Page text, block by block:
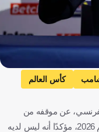
كأس العالم
عن موقفه من
مسألة خلافته على رأس "الديوك" بعد كأس العالم 2026، مؤكدًا أنه ليس لديه